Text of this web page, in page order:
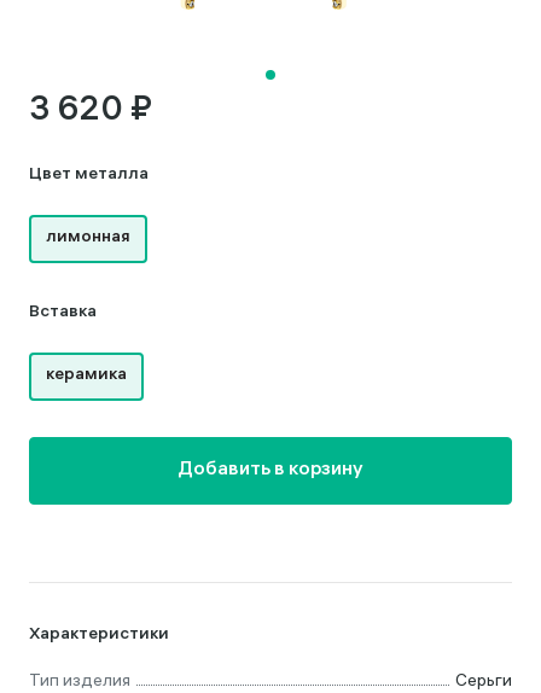
Характеристики
Тип изделия
Серьги
3 620 ₽
Цвет металла
лимонная
Вставка
керамика
Добавить в корзину